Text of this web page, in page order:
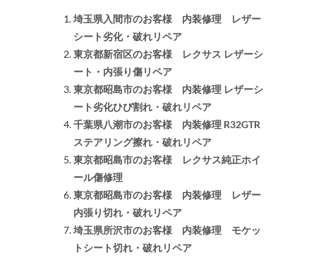
埼玉県入間市のお客様 内装修理 レザー
シート劣化・破れリペア
東京都新宿区のお客様 レクサス レザーシ
ート・内張り傷リペア
東京都昭島市のお客様 内装修理 レザーシ
ート劣化ひび割れ・破れリペア
千葉県八潮市のお客様 内装修理 R32GTR
ステアリング擦れ・破れリペア
東京都昭島市のお客様 レクサス純正ホイ
ール傷修理
東京都昭島市のお客様 内装修理 レザー
内張り切れ・破れリペア
埼玉県所沢市のお客様 内装修理 モケッ
トシート切れ・破れリペア